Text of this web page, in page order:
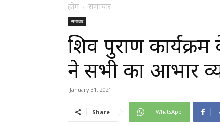
होम समाचार
समाचार
शिव पुराण
ने सभी का आभार
January 31, 2021
Share WhatsApp